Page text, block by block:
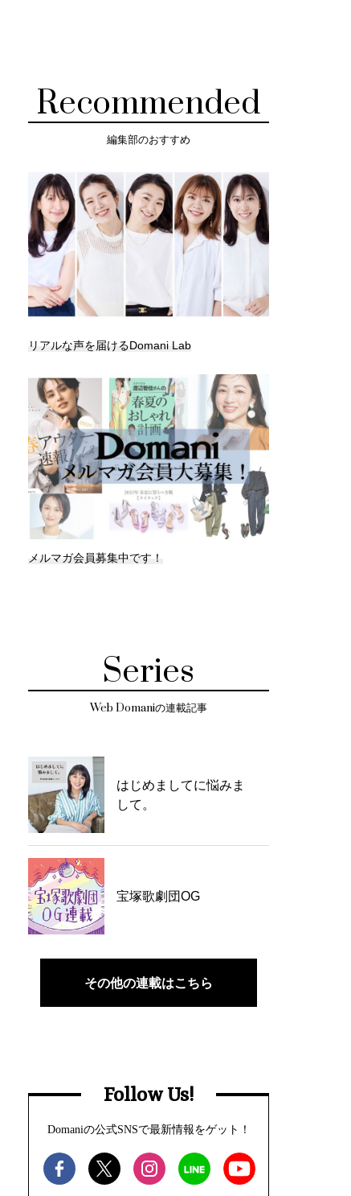
Recommended
編集部のおすすめ
リアルな声を届けるDomani Lab
メルマガ会員募集中です！
Series
Web Domaniの連載記事
はじめましてに悩みま
して。
宝塚歌劇団OG
その他の連載はこちら
Follow Us!
Domaniの公式SNSで最新情報をゲット！